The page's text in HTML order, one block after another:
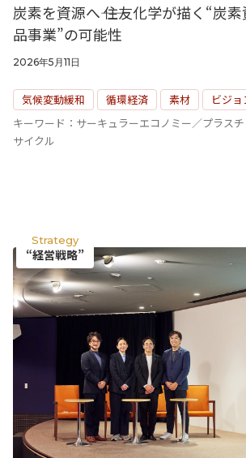
炭素を資源へ―― 住友化学が描く“炭
品事業”の可能性
2026年5月11日
気候変動緩和 循環経済 素材
ビジ
キーワード：サーキュラーエコノミー／プラス
サイクル
Strategy
“経営戦略”